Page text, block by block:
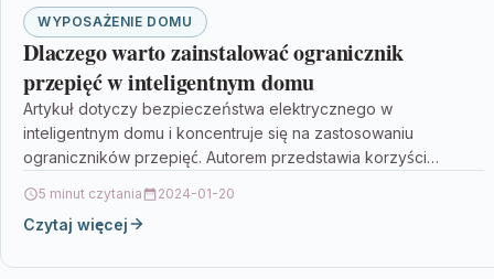
WYPOSAŻENIE DOMU
Dlaczego warto zainstalować ogranicznik
przepięć w inteligentnym domu
Artykuł dotyczy bezpieczeństwa elektrycznego w
inteligentnym domu i koncentruje się na zastosowaniu
ograniczników przepięć. Autorem przedstawia korzyści
5 minut czytania 2024-01-20
Czytaj więcej